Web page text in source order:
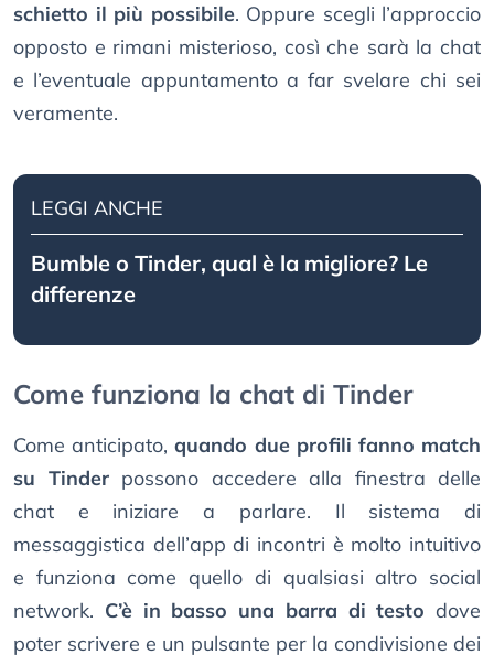
schietto il più possibile. Oppure scegli l’approccio
opposto e rimani misterioso, così che sarà la chat
e l’eventuale appuntamento a far svelare chi sei
veramente.
LEGGI ANCHE
Bumble o Tinder, qual è la migliore? Le
differenze
Come funziona la chat di Tinder
Come anticipato,quando due profili fanno match
su Tinderpossono accedere alla finestra delle
chat e iniziare a parlare. Il sistema di
messaggistica dell’app di incontri è molto intuitivo
e funziona come quello di qualsiasi altro social
network. C’è in basso una barra di testo dove
poter scrivere e un pulsante per la condivisione dei